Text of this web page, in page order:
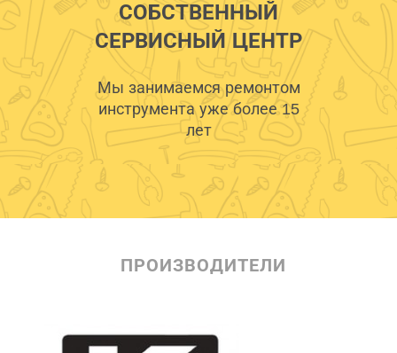
СОБСТВЕННЫЙ
СЕРВИСНЫЙ ЦЕНТР
Мы занимаемся ремонтом
инструмента уже более 15
лет
ПРОИЗВОДИТЕЛИ